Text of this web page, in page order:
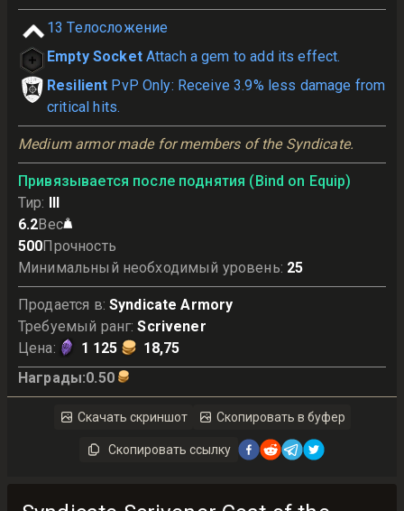
13 Телосложение
Empty Socket Attach a gem to add its effect.
Resilient PvP Only: Receive 3.9% less damage from
critical hits.
Medium armor made for members of the Syndicate.
Привязывается после поднятия (Bind on Equip)
Тир: III
6.2Вес
500Прочность
Минимальный необходимый уровень: 25
Продается в: Syndicate Armory
Требуемый ранг: Scrivener
Цена: 1 125
18,75
Награды:0.50
Скачать скриншот Скопировать в буфер
Скопировать ссылку